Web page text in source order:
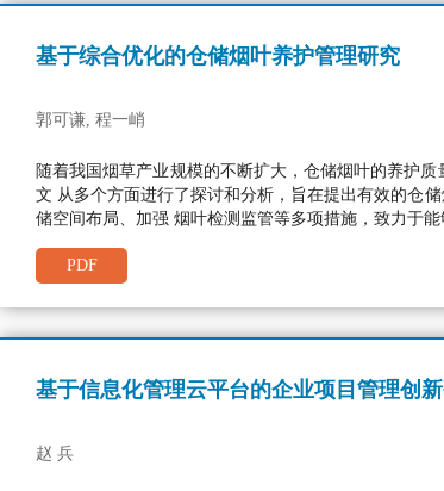
基于综合优化的仓储烟叶养护管理研究
郭可谦, 程一峭
随着我国烟草产业规模的不断扩大，仓储烟叶的养护
文 从多个方面进行了探讨和分析，旨在提出有效的仓
储空间布局、加强 烟叶检测监管等多项措施，致力于
PDF
基于信息化管理云平台的企业项目管理创
赵 兵